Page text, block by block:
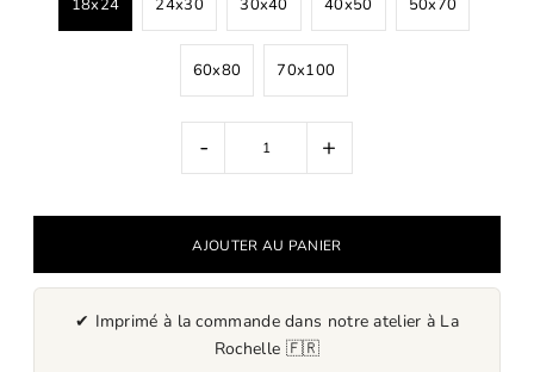
18x24 24x30 30x40 40x50 50x70
60x80 70x100
- +
✔ Imprimé à la commande dans notre atelier à La
Rochelle 🇫🇷